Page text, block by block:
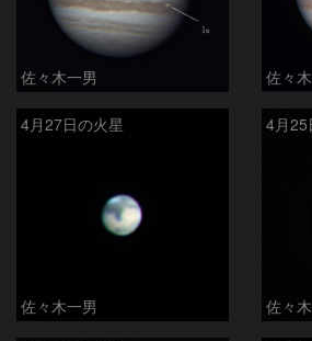
佐々木一男 佐々
4月27日の火星
佐々木一男
4月25
佐々